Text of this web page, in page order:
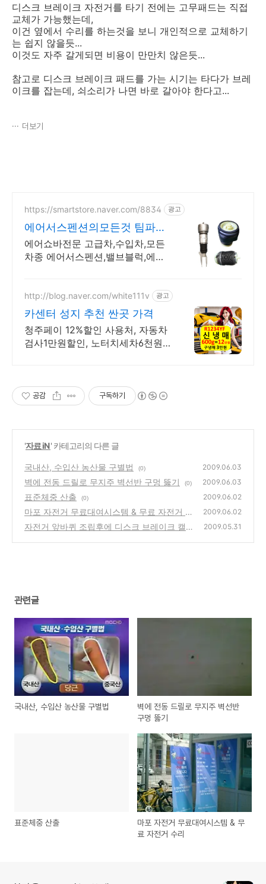
디스크 브레이크 자전거를 타기 전에는 고무패드는 직접
교체가 가능했는데,
이건 옆에서 수리를 하는것을 보니 개인적으로 교체하기
는 쉽지 않을듯...
이것도 자주 갈게되면 비용이 만만치 않은듯...
참고로 디스크 브레이크 패드를 가는 시기는 타다가 브레
이크를 잡는데, 쇠소리가 나면 바로 갈아야 한다고...
더보기
https://smartstore.naver.com/8834 광고
에어서스펜션의모든것 팀파츠
몰 삼성화재 배상책임 보험가
입
에어쇼바전문 고급차,수입차,모든
차종 에어서스펜션,밸브블럭,에어
http://blog.naver.com/white111v 광고
카센터 성지 추천 싼곳 가격
청주페이 12%할인 사용처, 자동차
검사1만원할인, 노터치세차6천원,
공감 구독하기
'자료 iN' 카테고리의 다른 글
국내산, 수입산 농산물 구별법 (0) 2009.06.03
벽에 전동 드릴로 무지주 벽선반 구멍 뚫기 (0) 2009.06.03
표준체중 산출 (0) 2009.06.02
마포 자전거 무료대여시스템 & 무료 자전거 수
리
(2)
2009.06.02
자전거 앞바퀴 조립후에 디스크 브레이크 캘리
2009.05.31
관련글
국내산, 수입산 농산물 구별법
벽에 전동 드릴로 무지주 벽선반
구멍 뚫기
표준체중 산출
마포 자전거 무료대여시스템 & 무
료 자전거 수리